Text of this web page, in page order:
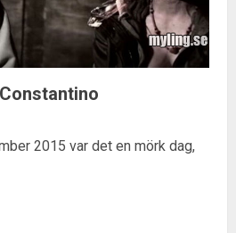
2015 var det en mörk dag,